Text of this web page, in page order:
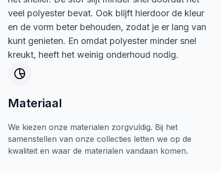
veel polyester bevat. Ook blijft hierdoor de kleur
en de vorm beter behouden, zodat je er lang van
kunt genieten. En omdat polyester minder snel
kreukt, heeft het weinig onderhoud nodig.
Materiaal
We kiezen onze materialen zorgvuldig. Bij het
samenstellen van onze collecties letten we op de
kwaliteit en waar de materialen vandaan komen.